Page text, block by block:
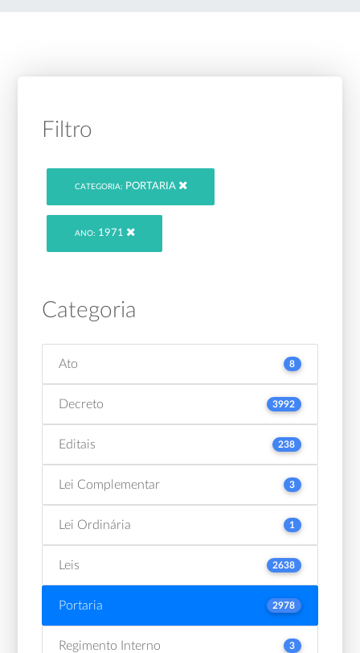
Filtro
CATEGORIA: PORTARIA
ANO: 1971
Categoria
Ato 8
Decreto 3992
Editais 238
Lei Complementar 3
Lei Ordinária 1
Leis 2638
Portaria 2978
Regimento Interno 3